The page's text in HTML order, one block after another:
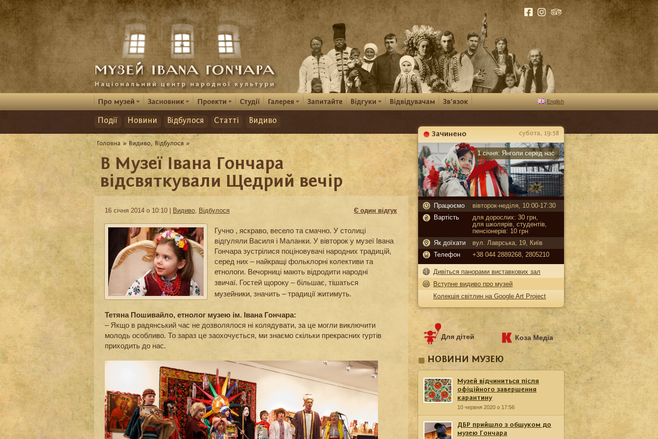
English
Події Новини Відбулося Статті Видиво
В Музеї Івана Гончара
відсвяткували Щедрий вечір
16 січня 2014 о 10:10 | Видиво, Відбулося Є один відгук
Гучно , яскраво, весело та смачно. У столиці
відгуляли Василя і Маланки. У вівторок у музеї Івана
Гончара зустрілися поціновувачі народних традицій,
серед них – найкращі фольклорні колективи та
етнологи. Вечорниці мають відродити народні
звичаї. Гостей щороку – більшає, тішаться
музейники, значить – традиції житимуть.
Тетяна Пошивайло, етнолог музею ім. Івана Гончара:
– Якщо в радянський час не дозволялося ні колядувати, за це могли виключити
молодь особливо. То зараз це заохочується, ми знаємо скільки прекрасних гуртів
приходить до нас.
Зачинено
Карантин
субота, 19:58
1 січня: Янголи серед нас
Працюємо
вівторок-неділя, 10:00-17:30
Вартість
для дорослих: 30 грн,
для школярів, студентів,
пенсіонерів: 10 грн
Як доїхати
вул. Лаврська, 19, Київ
Телефон
+38 044 2889268, 2805210
Дивіться панорами виставкових зал
Вступне видиво про музей
Колекція світлин на Google Art Project
Для дітей Коза Медіа
НОВИНИ МУЗЕЮ
Музей відчиниться після
офіційного завершення
карантину
10 червня 2020 о 17:56
ДБР прийшло з обшуком до
музею Гончара